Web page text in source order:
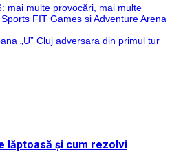
mai multe provocări, mai multe
FIT Games și Adventure Arena
„U” Cluj adversara din primul tur
lăptoasă și cum rezolvi